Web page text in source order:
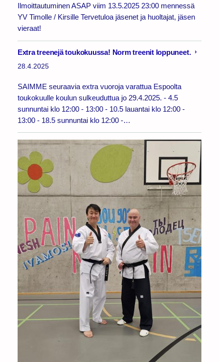
Ilmoittautuminen ASAP viim 13.5.2025 23:00 mennessä
YV Timolle / Kirsille Tervetuloa jäsenet ja huoltajat, jäsen
vieraat!
Extra treenejä toukokuussa! Norm treenit loppuneet.
28.4.2025
SAIMME seuraavia extra vuoroja varattua Espoolta
toukokuulle koulun sulkeuduttua jo 29.4.2025. - 4.5
sunnuntai klo 12:00 - 13:00 - 10.5 lauantai klo 12:00 -
13:00 - 18.5 sunnuntai klo 12:00 -…